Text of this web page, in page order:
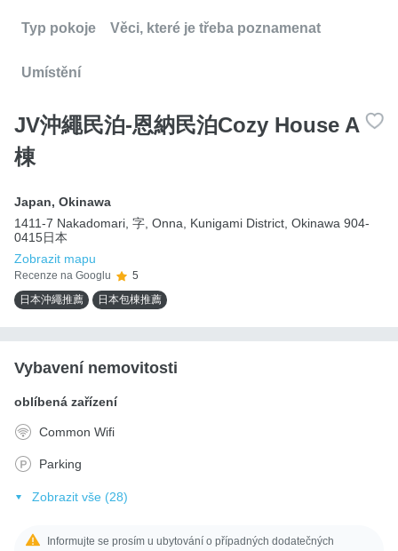
Typ pokoje Věci, které je třeba poznamenat
Umístění
JV沖繩民泊-恩納民泊Cozy House A
棟
Japan, Okinawa
1411-7 Nakadomari, 字, Onna, Kunigami District, Okinawa 904-
0415日本
Zobrazit mapu
Recenze na Googlu
5
日本沖繩推薦
日本包棟推薦
Vybavení nemovitosti
oblíbená zařízení
Common Wifi
Parking
Zobrazit vše (28)
Informujte se prosím u ubytování o případných dodatečných